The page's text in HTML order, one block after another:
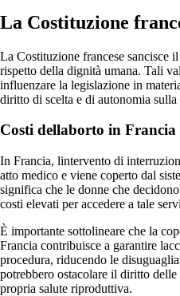
La Costituzione
La Costituzione francese sancisce
rispetto della dignità umana. Tali
influenzare la legislazione in
diritto di scelta e di autonomia
Costi dellaborto in Francia
In Francia, lintervento di
atto medico e viene coperto dal
significa che le donne che
costi elevati per accedere a tale
È importante sottolineare che la
Francia contribuisce a garantire
procedura, riducendo le
potrebbero ostacolare il diritto
propria salute riproduttiva.